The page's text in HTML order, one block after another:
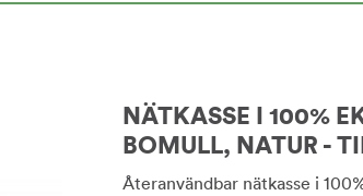
NÄTKASSE I 100%
BOMULL, NATUR -
Återanvändbar nätkasse i